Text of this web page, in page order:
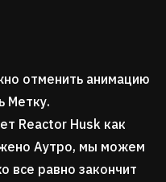
отменить анимацию
Метку.
Reactor Husk как
Аутро, мы можем
все равно закончит